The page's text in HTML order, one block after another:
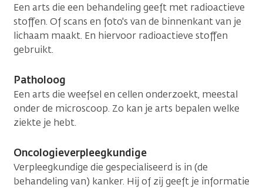
Een arts die een behandeling geeft met radioactieve
stoffen. Of scans en foto's van de binnenkant van je
lichaam maakt. En hiervoor radioactieve stoffen
gebruikt.
Patholoog
Een arts die weefsel en cellen onderzoekt, meestal
onder de microscoop. Zo kan je arts bepalen welke
ziekte je hebt.
Oncologieverpleegkundige
Verpleegkundige die gespecialiseerd is in (de
behandeling van) kanker. Hij of zij geeft je informatie